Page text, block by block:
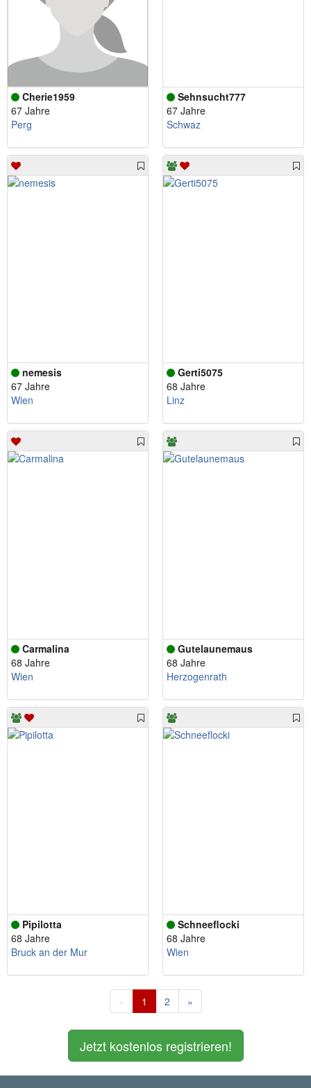
Cherie1959
67 Jahre
Perg
Sehnsucht777
67 Jahre
Schwaz
nemesis
67 Jahre
Wien
Gerti5075
68 Jahre
Linz
Carmalina
68 Jahre
Wien
Gutelaunemaus
68 Jahre
Herzogenrath
Pipilotta
68 Jahre
Bruck an der Mur
Schneeflocki
68 Jahre
Wien
« 1 2 »
Jetzt kostenlos registrieren!